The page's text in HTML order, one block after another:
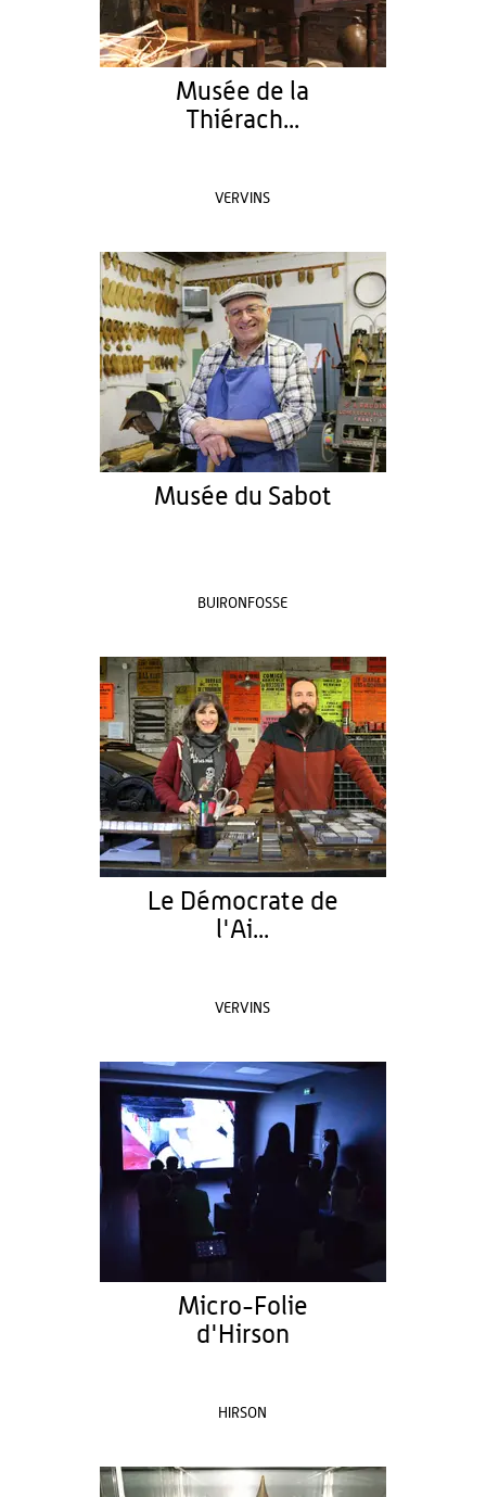
Musée de la
Thiérach...
VERVINS
Musée du Sabot
BUIRONFOSSE
Le Démocrate de
l'Ai...
VERVINS
Micro-Folie
d'Hirson
HIRSON